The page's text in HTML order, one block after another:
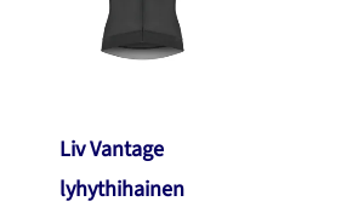
Liv Vantage
lyhythihainen